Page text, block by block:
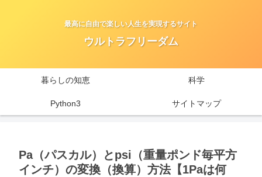
最高に自由で楽しい人生を実現するサイト
ウルトラフリーダム
暮らしの知恵 科学
Python3 サイトマップ
Pa（パスカル）とpsi（重量ポンド毎平方
インチ）の変換（換算）方法【1Paは何